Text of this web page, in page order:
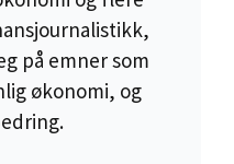
på emner som
økonomi, og